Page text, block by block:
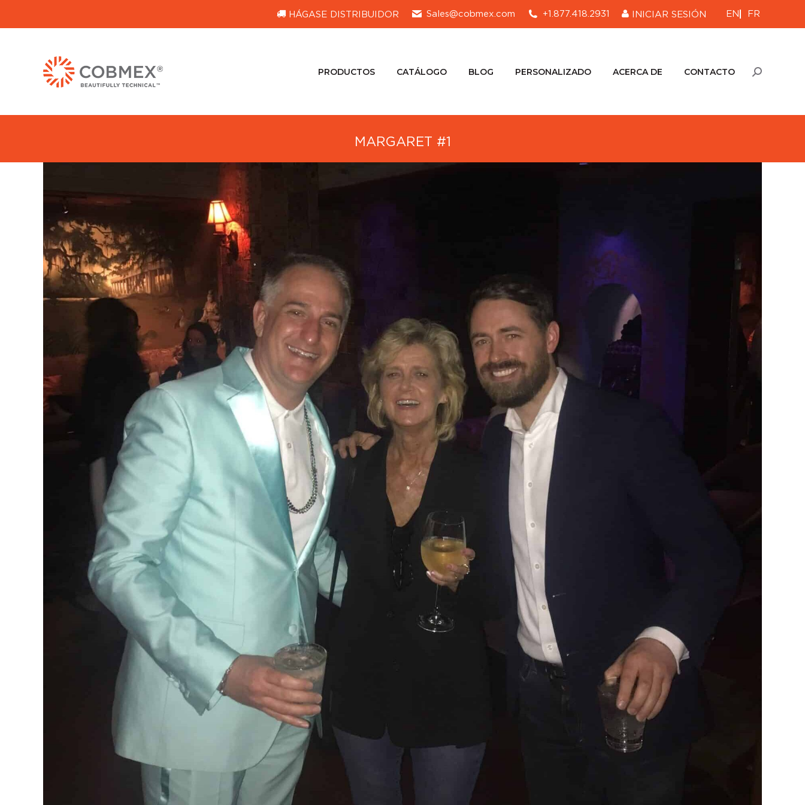
HÁGASE DISTRIBUIDOR Sales@cobmex.com +1.877.418.2931 INICIAR SESIÓN EN FR
PRODUCTOS CATÁLOGO BLOG PERSONALIZADO ACERCA DE CONTACTO Buscar:
MARGARET #1
PRODUCTOS CATÁLOGO BLOG PERSONALIZADO ACERCA DE CONTACTO